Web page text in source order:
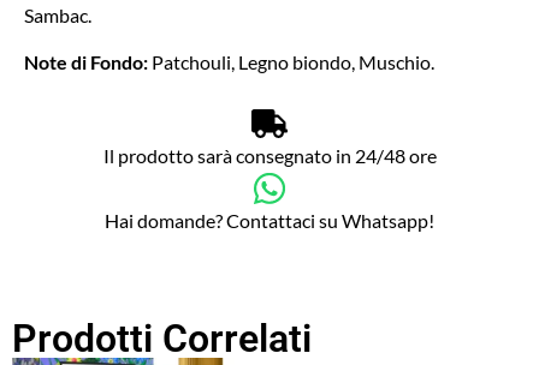
Sambac.
Note di Fondo: Patchouli, Legno biondo, Muschio.
Il prodotto sarà consegnato in 24/48 ore
Hai domande? Contattaci su Whatsapp!
Prodotti Correlati